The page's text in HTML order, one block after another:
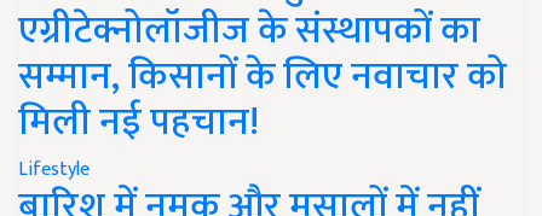
एग्रीटेक्नोलॉजीज के संस्थापकों का
सम्मान, किसानों के लिए नवाचार को
मिली नई पहचान!
Lifestyle